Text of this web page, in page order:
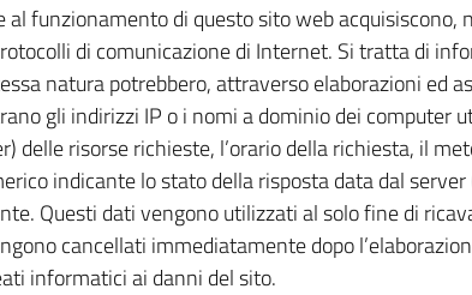
funzionamento di questo sito web acquisiscono,
di comunicazione di Internet. Si tratta di
natura potrebbero, attraverso elaborazioni ed
gli indirizzi IP o i nomi a dominio dei computer
delle risorse richieste, l’orario della richiesta, il
indicante lo stato della risposta data dal
Questi dati vengono utilizzati al solo fine di
cancellati immediatamente dopo
informatici ai danni del sito.